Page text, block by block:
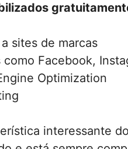
sites de marcas
como Facebook,
Optimization
interessante